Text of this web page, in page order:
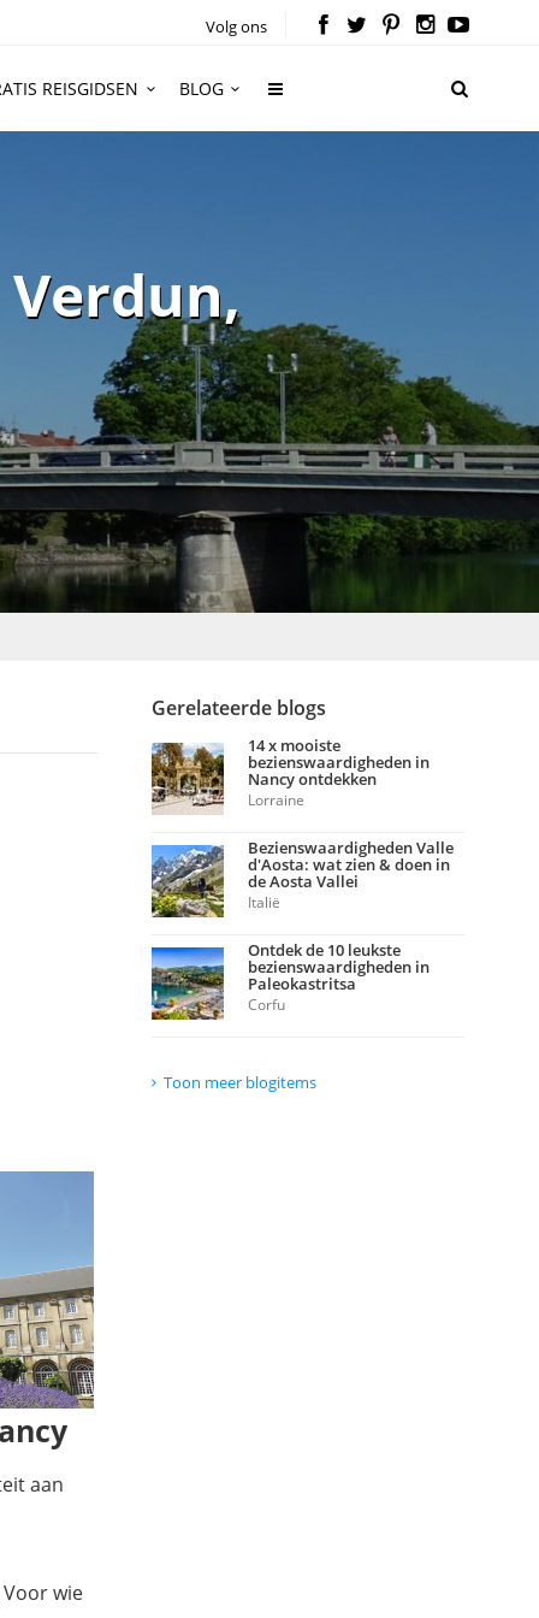
Volg ons
REISGIDSEN BLOG
aan
wie
Gerelateerde blogs
14 x mooiste
bezienswaardigheden in
Nancy ontdekken
Lorraine
Bezienswaardigheden Valle
d'Aosta: wat zien & doen in
de Aosta Vallei
Italië
Ontdek de 10 leukste
bezienswaardigheden in
Paleokastritsa
Corfu
Toon meer blogitems